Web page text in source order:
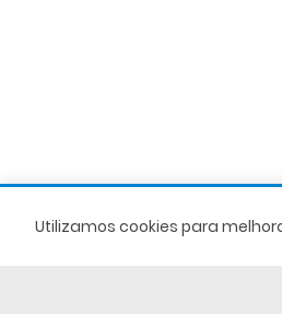
Utilizamos cookies para